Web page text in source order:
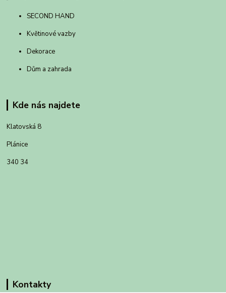
SECOND HAND
Květinové vazby
Dekorace
Dům a zahrada
Kde nás najdete
Klatovská 8
Plánice
340 34
Kontakty